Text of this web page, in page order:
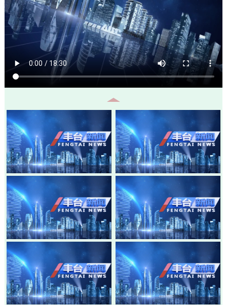
20260805-丰台新闻
20260803-丰台新闻
20260730-丰台新闻